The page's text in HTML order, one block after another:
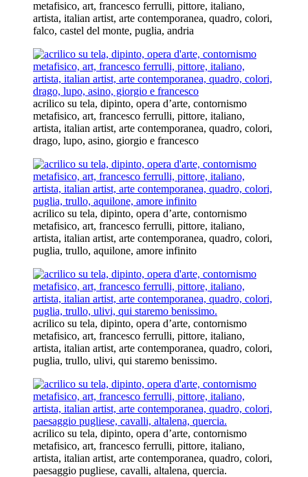
metafisico, art, francesco ferrulli, pittore, italiano,
artista, italian artist, arte contemporanea, quadro, colori,
falco, castel del monte, puglia, andria
acrilico su tela, dipinto, opera d’arte, contornismo
metafisico, art, francesco ferrulli, pittore, italiano,
artista, italian artist, arte contemporanea, quadro, colori,
drago, lupo, asino, giorgio e francesco
acrilico su tela, dipinto, opera d’arte, contornismo
metafisico, art, francesco ferrulli, pittore, italiano,
artista, italian artist, arte contemporanea, quadro, colori,
puglia, trullo, aquilone, amore infinito
acrilico su tela, dipinto, opera d’arte, contornismo
metafisico, art, francesco ferrulli, pittore, italiano,
artista, italian artist, arte contemporanea, quadro, colori,
puglia, trullo, ulivi, qui staremo benissimo.
acrilico su tela, dipinto, opera d’arte, contornismo
metafisico, art, francesco ferrulli, pittore, italiano,
artista, italian artist, arte contemporanea, quadro, colori,
paesaggio pugliese, cavalli, altalena, quercia.